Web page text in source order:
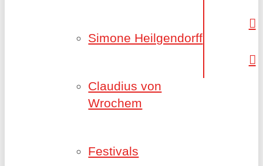
Simone Heilgendorff
Claudius von
Wrochem
Festivals